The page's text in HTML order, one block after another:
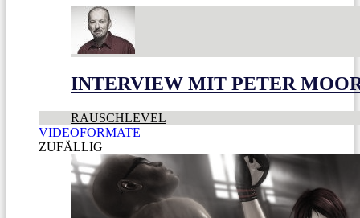
INTERVIEW MIT PETER
RAUSCHLEVEL
VIDEOFORMATE
ZUFÄLLIG